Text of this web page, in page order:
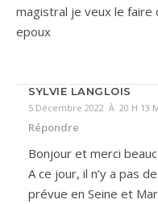
magistral je veux le
epoux
SYLVIE LANGLOIS
5 Décembre 2022 À 20 H 13
Répondre
Bonjour et merci
A ce jour, il n’y a pas
prévue en Seine et